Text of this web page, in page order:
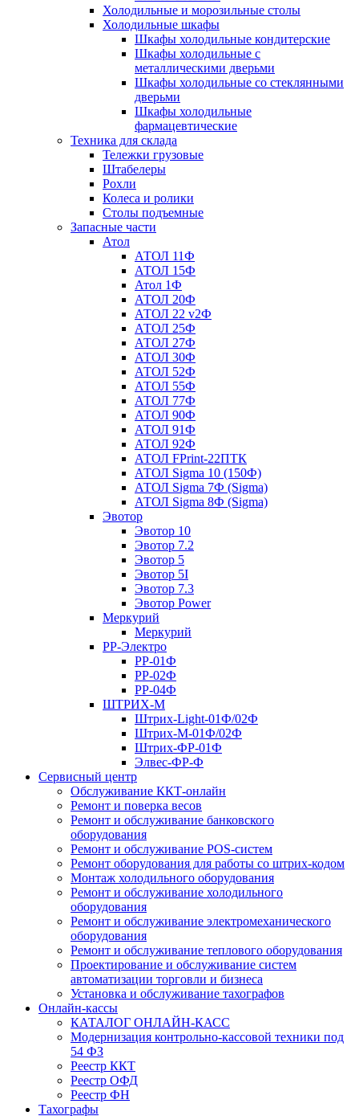
Холодильные и морозильные столы
Холодильные шкафы
Шкафы холодильные кондитерские
Шкафы холодильные с
металлическими дверьми
Шкафы холодильные со стеклянными
дверьми
Шкафы холодильные
фармацевтические
Техника для склада
Тележки грузовые
Штабелеры
Рохли
Колеса и ролики
Столы подъемные
Запасные части
Атол
АТОЛ 11Ф
АТОЛ 15Ф
Атол 1Ф
АТОЛ 20Ф
АТОЛ 22 v2Ф
АТОЛ 25Ф
АТОЛ 27Ф
АТОЛ 30Ф
АТОЛ 52Ф
АТОЛ 55Ф
АТОЛ 77Ф
АТОЛ 90Ф
АТОЛ 91Ф
АТОЛ 92Ф
АТОЛ FPrint-22ПТК
АТОЛ Sigma 10 (150Ф)
АТОЛ Sigma 7Ф (Sigma)
АТОЛ Sigma 8Ф (Sigma)
Эвотор
Эвотор 10
Эвотор 7.2
Эвотор 5
Эвотор 5I
Эвотор 7.3
Эвотор Power
Меркурий
Меркурий
РР-Электро
РР-01Ф
РР-02Ф
РР-04Ф
ШТРИХ-М
Штрих-Light-01Ф/02Ф
Штрих-М-01Ф/02Ф
Штрих-ФР-01Ф
Элвес-ФР-Ф
Сервисный центр
Обслуживание ККТ-онлайн
Ремонт и поверка весов
Ремонт и обслуживание банковского
оборудования
Ремонт и обслуживание POS-систем
Ремонт оборудования для работы со штрих-кодом
Монтаж холодильного оборудования
Ремонт и обслуживание холодильного
оборудования
Ремонт и обслуживание электромеханического
оборудования
Ремонт и обслуживание теплового оборудования
Проектирование и обслуживание систем
автоматизации торговли и бизнеса
Установка и обслуживание тахографов
Онлайн-кассы
КАТАЛОГ ОНЛАЙН-КАСС
Модернизация контрольно-кассовой техники под
54 ФЗ
Реестр ККТ
Реестр ОФД
Реестр ФН
Тахографы